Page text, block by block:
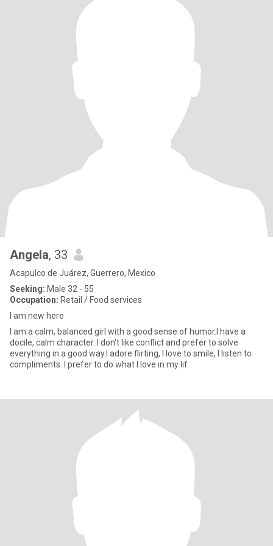
Angela, 33
Acapulco de Juárez, Guerrero, Mexico
Seeking: Male 32 - 55
Occupation: Retail / Food services
I am new here
I am a calm, balanced girl with a good sense of humor.I have a
docile, calm character. I don't like conflict and prefer to solve
everything in a good way.I adore flirting, I love to smile, I listen to
compliments. I prefer to do what I love in my lif